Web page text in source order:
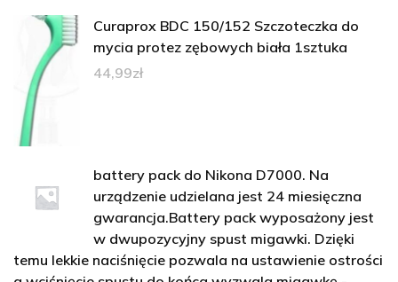
Curaprox BDC 150/152 Szczoteczka do
mycia protez zębowych biała 1sztuka
44,99zł
battery pack do Nikona D7000. Na
urządzenie udzielana jest 24 miesięczna
gwarancja.Battery pack wyposażony jest
w dwupozycyjny spust migawki. Dzięki
temu lekkie naciśnięcie pozwala na ustawienie ostrości